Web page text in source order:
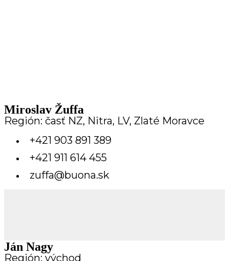
Miroslav Žuffa
Región: časť NZ, Nitra, LV, Zlaté Moravce
+421 903 891 389
+421 911 614 455
zuffa@buona.sk
Ján Nagy
Región: východ